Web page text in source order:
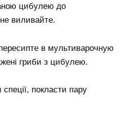
цибулею до
виливайте.
в мультиварочную
гриби з цибулею.
покласти пару